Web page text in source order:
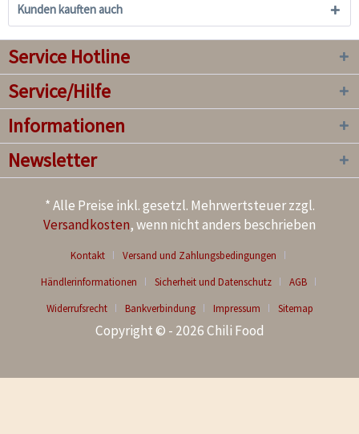
Kunden kauften auch
Service Hotline
Service/Hilfe
Informationen
Newsletter
* Alle Preise inkl. gesetzl. Mehrwertsteuer zzgl.
Versandkosten, wenn nicht anders beschrieben
Kontakt
Versand und Zahlungsbedingungen
Händlerinformationen
Sicherheit und Datenschutz
AGB
Widerrufsrecht
Bankverbindung Impressum Sitemap
Copyright © - 2026 Chili Food